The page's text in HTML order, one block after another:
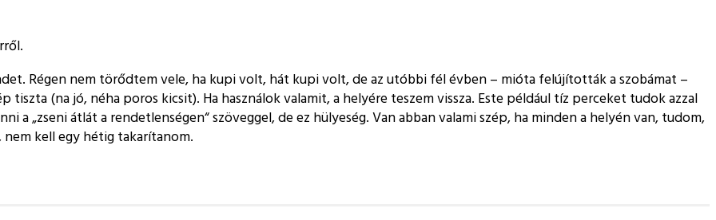
Régen nem törődtem vele, ha kupi volt, hát kupi volt, de az utóbbi fél évben – mióta felújították a szobámat –
(na jó, néha poros kicsit). Ha használok valamit, a helyére teszem vissza. Este például tíz perceket tudok azzal
a zseni átlát a rendetlenségen szöveggel, de ez hülyeség. Van abban valami szép, ha minden a helyén van, tudom,
nem kell egy hétig takarítanom.